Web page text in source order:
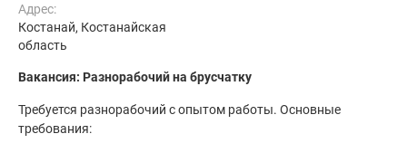
Адрес:
Костанай, Костанайская
область
Вакансия: Разнорабочий на брусчатку
Требуется разнорабочий с опытом работы. Основные
требования: